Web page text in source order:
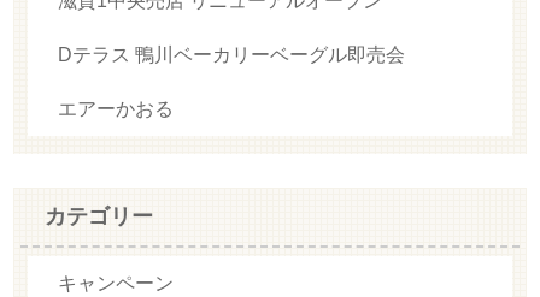
Dテラス 鴨川ベーカリーベーグル即売会
エアーかおる
カテゴリー
キャンペーン